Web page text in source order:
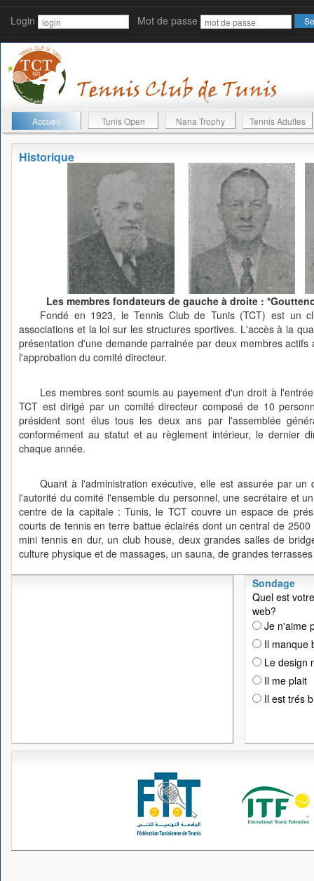
Login Mot de passe
Accueil Tunis Open Nana Trophy Tennis Adultes
Historique
Les membres fondateurs de gauche à droite :
Fondé en 1923, le Tennis Club de Tunis (TCT) est un
associations et la loi sur les structures sportives. L'accès à la
présentation d'une demande parrainée par deux membres
l'approbation du comité directeur.
Les membres sont soumis au payement d'un droit à
TCT est dirigé par un comité directeur composé de 10
président sont élus tous les deux ans par l'assemblée
conformément au statut et au règlement intérieur, le dernier
chaque année.
Quant à l'administration exécutive, elle est assurée par
l'autorité du comité l'ensemble du personnel, une secrétaire et
centre de la capitale : Tunis, le TCT couvre un espace de
courts de tennis en terre battue éclairés dont un central de
mini tennis en dur, un club house, deux grandes salles de
culture physique et de massages, un sauna, de grandes
Sondage
Quel est
web?
Je n'aime
Il manque
Le design
Il me plait
Il est trés